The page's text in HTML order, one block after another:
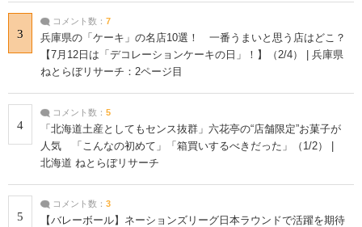
3
コメント数： 7
兵庫県の「ケーキ」の名店10選！ 一番うまいと思う店はどこ？
【7月12日は「デコレーションケーキの日」！】（2/4） | 兵庫県
ねとらぼリサーチ：2ページ目
4
コメント数： 5
「北海道土産としてもセンス抜群」六花亭の“店舗限定”お菓子が
人気 「こんなの初めて」「箱買いするべきだった」（1/2） |
北海道 ねとらぼリサーチ
5
コメント数： 3
【バレーボール】ネーションズリーグ日本ラウンドで活躍を期待